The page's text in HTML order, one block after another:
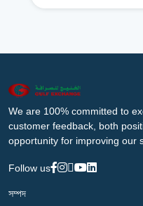
We are 100% committed to
customer feedback, both
opportunity for improving our
Follow us
সম্পদ